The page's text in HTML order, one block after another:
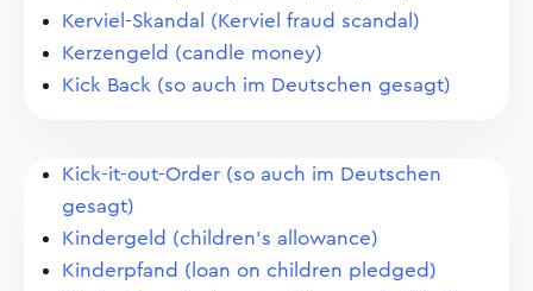
Kerviel-Skandal (Kerviel fraud scandal)
Kerzengeld (candle money)
Kick Back (so auch im Deutschen gesagt)
Kick-it-out-Order (so auch im Deutschen
gesagt)
Kindergeld (children's allowance)
Kinderpfand (loan on children pledged)